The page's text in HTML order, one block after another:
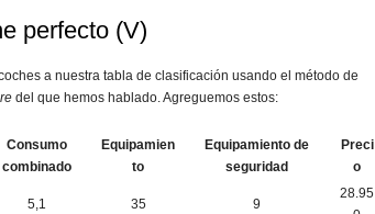
perfecto (V)
a nuestra tabla de clasificación usando el método de
del que hemos hablado. Agreguemos estos:
Consumo
combinado
Equipamien
to
Equipamiento de
seguridad
Preci
o
5,1 35 9
28.95